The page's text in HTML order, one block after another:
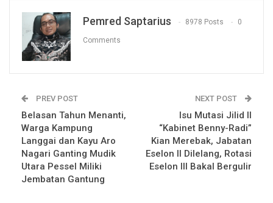
Pemred Saptarius 8978 Posts 0
Comments
PREV POST
Belasan Tahun Menanti,
Warga Kampung
Langgai dan Kayu Aro
Nagari Ganting Mudik
Utara Pessel Miliki
Jembatan Gantung
NEXT POST
Isu Mutasi Jilid II
“Kabinet Benny-Radi”
Kian Merebak, Jabatan
Eselon II Dilelang, Rotasi
Eselon III Bakal Bergulir